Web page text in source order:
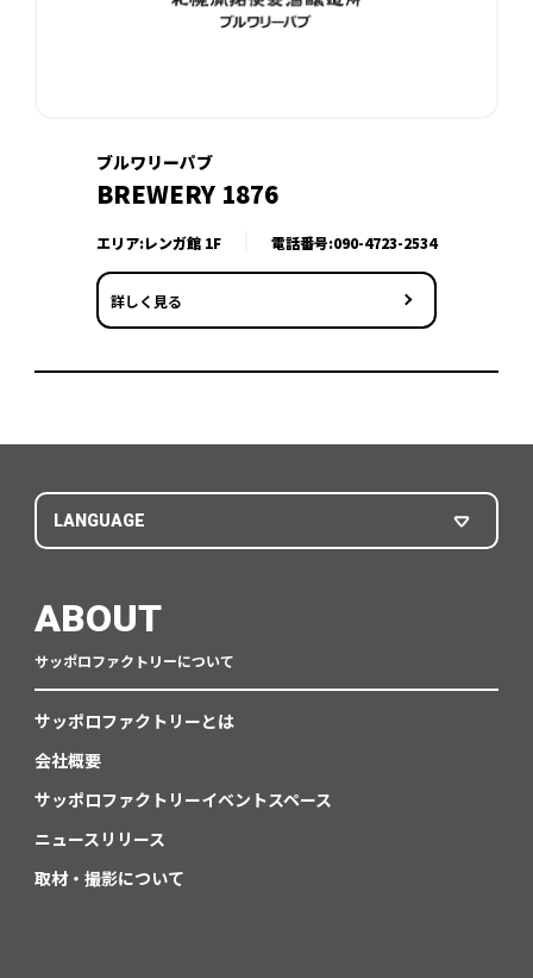
ブルワリーパブ
BREWERY 1876
エリア:レンガ館 1F 電話番号:090-4723-2534
詳しく見る
LANGUAGE
ABOUT
サッポロファクトリーについて
サッポロファクトリーとは
会社概要
サッポロファクトリーイベントスペース
ニュースリリース
取材・撮影について